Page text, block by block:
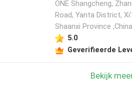
ONE Shangcheng,
Road, Yanta District,
Shaanxi Province ,China
5.0
Geverifieerde
Bekijk